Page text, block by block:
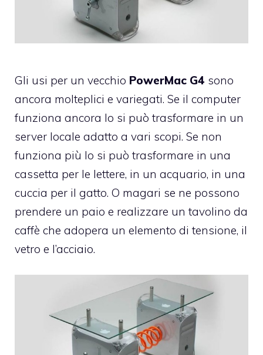
Gli usi per un vecchio PowerMac G4 sono
ancora molteplici e variegati. Se il computer
funziona ancora lo si può trasformare in un
server locale adatto a vari scopi. Se non
funziona più lo si può trasformare in una
cassetta per le lettere, in un acquario, in una
cuccia per il gatto. O magari se ne possono
prendere un paio e realizzare un tavolino da
caffè che adopera un elemento di tensione, il
vetro e l’acciaio.